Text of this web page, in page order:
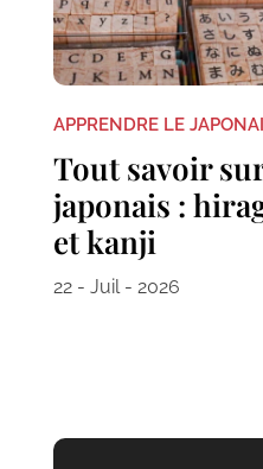
APPRENDRE LE
Tout savoir
japonais :
et kanji
22 - Juil - 2026